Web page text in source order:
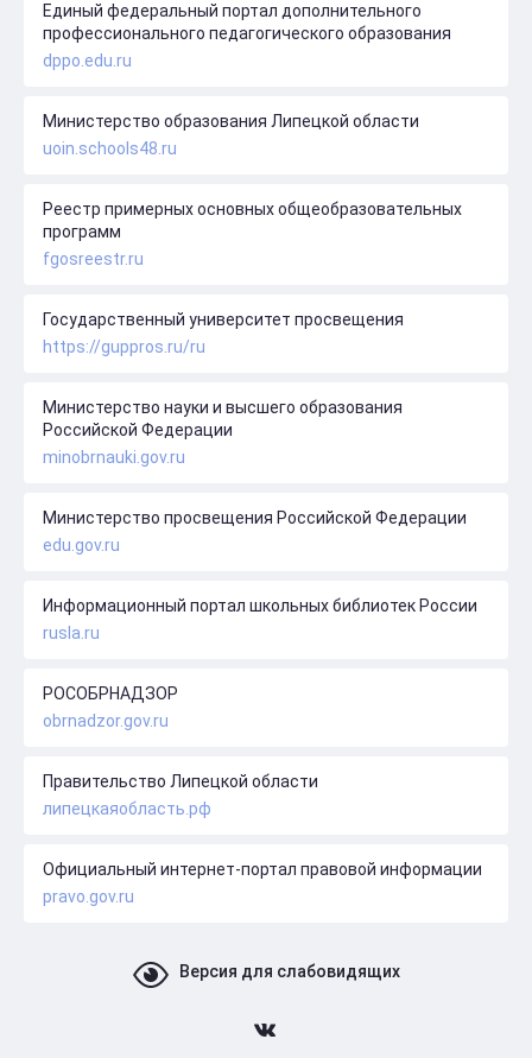
Единый федеральный портал дополнительного
профессионального педагогического образования
dppo.edu.ru
Министерство образования Липецкой области
uoin.schools48.ru
Реестр примерных основных общеобразовательных
программ
fgosreestr.ru
Государственный университет просвещения
https://guppros.ru/ru
Министерство науки и высшего образования
Российской Федерации
minobrnauki.gov.ru
Министерство просвещения Российской Федерации
edu.gov.ru
Информационный портал школьных библиотек России
rusla.ru
РОСОБРНАДЗОР
obrnadzor.gov.ru
Правительство Липецкой области
липецкаяобласть.рф
Официальный интернет-портал правовой информации
pravo.gov.ru
Версия для слабовидящих